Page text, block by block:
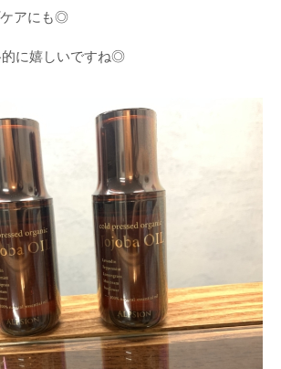
ケアにも◎
的に嬉しいですね◎